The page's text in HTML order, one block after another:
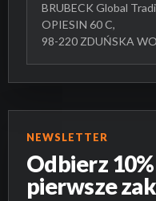
BRUBECK Global
OPIESIN 60 C,
98-220 ZDUŃSKA
NEWSLETTER
Odbierz
pierwsze